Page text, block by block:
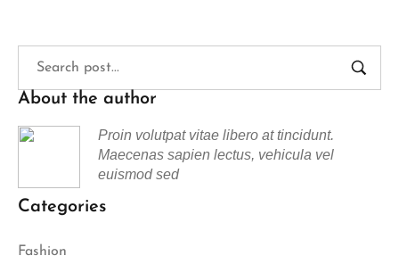
About the author
Proin volutpat vitae libero at tincidunt.
Maecenas sapien lectus, vehicula vel
euismod sed
Categories
Fashion